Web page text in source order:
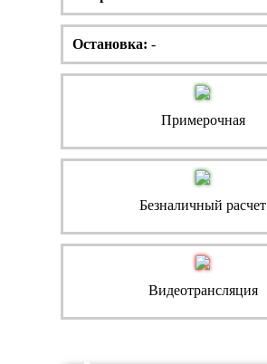
Остановка: -
Примерочная
Безналичный расчет
Видеотрансляция